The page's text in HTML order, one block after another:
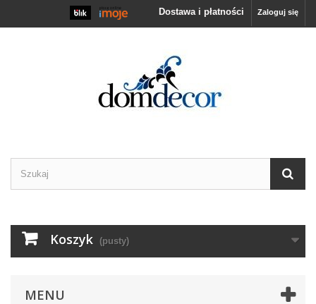
Zaloguj się
Dostawa i płatności
Koszyk (pusty)
MENU